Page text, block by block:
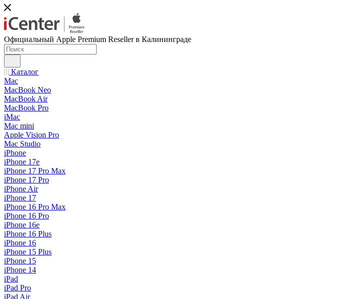
Официальный Apple Premium Reseller в Калининграде
Каталог
Mac
MacBook Neo
MacBook Air
MacBook Pro
iMac
Mac mini
Apple Vision Pro
Mac Studio
iPhone
iPhone 17e
iPhone 17 Pro Max
iPhone 17 Pro
iPhone Air
iPhone 17
iPhone 16 Pro Max
iPhone 16 Pro
iPhone 16e
iPhone 16 Plus
iPhone 16
iPhone 15 Plus
iPhone 15
iPhone 14
iPad
iPad Pro
iPad Air